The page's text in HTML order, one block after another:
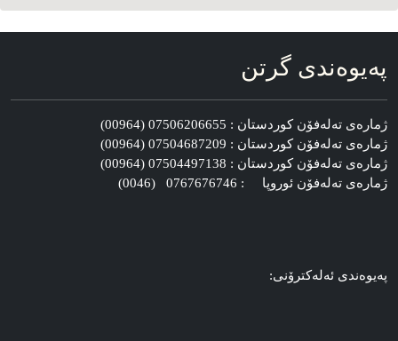
په‌یوه‌ندی گرتن
ژماره‌ی ته‌له‌فۆن کوردستان : 07506206655 (00964)
ژماره‌ی ته‌له‌فۆن کوردستان : 07504687209 (00964)
ژماره‌ی ته‌له‌فۆن کوردستان : 07504497138 (00964)
ژماره‌ی ته‌له‌فۆن ئوروپا : 0767676746 (0046)
په‌یوه‌ندی ئه‌له‌کترۆنی: